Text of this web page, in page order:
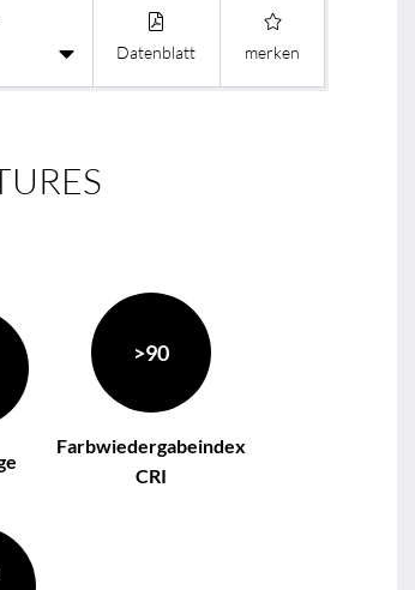
Datenblatt merken
>90
Farbwiedergabeindex
CRI